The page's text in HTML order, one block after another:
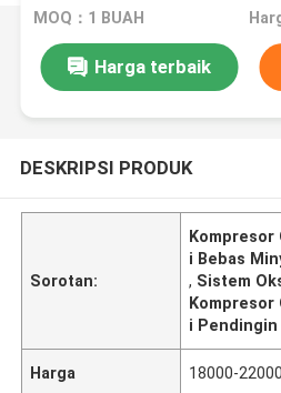
MOQ：1 BUAH
Harga terbaik
DESKRIPSI PRODUK
Sorotan:
Kompresor
i Bebas
, Sistem
Kompresor
i Pendingin
Harga 18000-